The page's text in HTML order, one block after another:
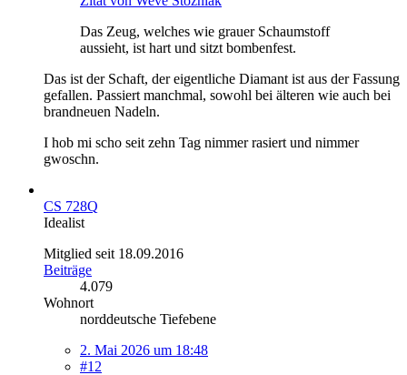
Das Zeug, welches wie grauer Schaumstoff
aussieht, ist hart und sitzt bombenfest.
Das ist der Schaft, der eigentliche Diamant ist aus der Fassung
gefallen. Passiert manchmal, sowohl bei älteren wie auch bei
brandneuen Nadeln.
I hob mi scho seit zehn Tag nimmer rasiert und nimmer
gwoschn.
CS 728Q
Idealist
Mitglied seit 18.09.2016
Beiträge
4.079
Wohnort
norddeutsche Tiefebene
2. Mai 2026 um 18:48
#12